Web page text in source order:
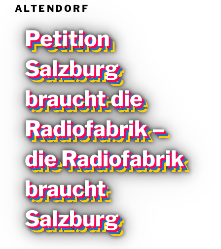
AM
ALTENDORF
Petition
Salzburg
braucht die
Radiofabrik –
die Radiofabrik
braucht
Salzburg